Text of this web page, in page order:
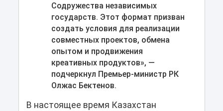
Содружества независимых
государств. Этот формат призван
создать условия для реализации
совместных проектов, обмена
опытом и продвижения
креативных продуктов», —
подчеркнул Премьер-министр РК
Олжас Бектенов.
В настоящее время Казахстан